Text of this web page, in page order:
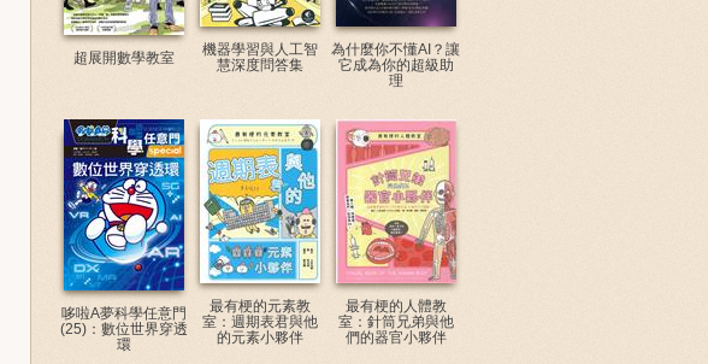
超展開數學教室
機器學習與人工智
慧深度問答集
為什麼你不懂AI？讓
它成為你的超級助
理
哆啦A夢科學任意門
(25)：數位世界穿透
環
最有梗的元素教
室：週期表君與他
的元素小夥伴
最有梗的人體教
室：針筒兄弟與他
們的器官小夥伴